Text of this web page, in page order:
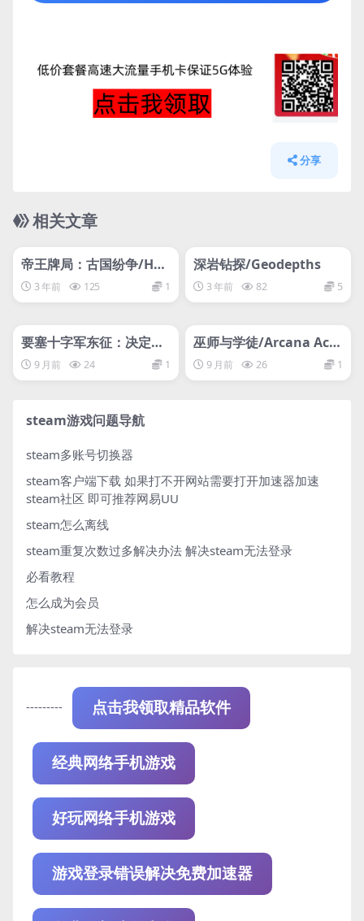
分享
相关文章
网盘下载游戏
帝王牌局：古国纷争/Hex
archy
3 年前 125 1
网盘下载游戏
深岩钻探/Geodepths
3 年前 82 5
网盘下载游戏
要塞十字军东征：决定版/
Stronghold Crusader:
Definitive Edition
9 月前 24 1
网盘下载游戏
巫师与学徒/Arcana Aca
demy
9 月前 26 1
steam游戏问题导航
steam多账号切换器
steam客户端下载 如果打不开网站需要打开加速器加速
steam社区 即可推荐网易UU
steam怎么离线
steam重复次数过多解决办法 解决steam无法登录
必看教程
怎么成为会员
解决steam无法登录
--------- 点击我领取精品软件
经典网络手机游戏
好玩网络手机游戏
游戏登录错误解决免费加速器